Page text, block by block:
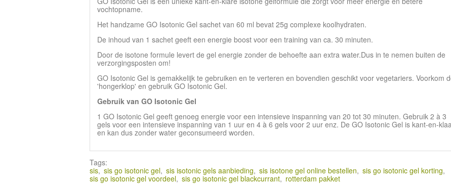
vochtopname.
Het handzame GO Isotonic Gel sachet van 60 ml bevat 25g complexe koolhydraten.
De inhoud van 1 sachet geeft een energie boost voor een training van ca. 30 minuten.
Door de isotone formule levert de gel energie zonder de behoefte aan extra water.Dus in te nemen buiten de
verzorgingsposten om!
GO Isotonic Gel is gemakkelijk te gebruiken en te verteren en bovendien geschikt voor vegetariers. Voorkom
'hongerklop' en gebruik GO Isotonic Gel.
Gebruik van GO Isotonic Gel
1 GO Isotonic Gel geeft genoeg energie voor een intensieve inspanning van 20 tot 30 minuten. Gebruik 2 à 3
gels voor een intensieve inspanning van 1 uur en 4 à 6 gels voor 2 uur enz. De GO Isotonic Gel is kant-en-
en kan dus zonder water geconsumeerd worden.
Tags:
sis, sis go isotonic gel, sis isotonic gels aanbieding, sis isotone gel online bestellen, sis go isotonic gel korting,
sis go isotonic gel voordeel, sis go isotonic gel blackcurrant, rotterdam pakket